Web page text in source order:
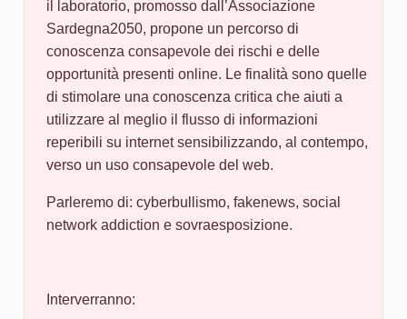
il laboratorio, promosso dall’Associazione
Sardegna2050, propone un percorso di
conoscenza consapevole dei rischi e delle
opportunità presenti online. Le finalità sono quelle
di stimolare una conoscenza critica che aiuti a
utilizzare al meglio il flusso di informazioni
reperibili su internet sensibilizzando, al contempo,
verso un uso consapevole del web.
Parleremo di: cyberbullismo, fakenews, social
network addiction e sovraesposizione.
Interverranno: